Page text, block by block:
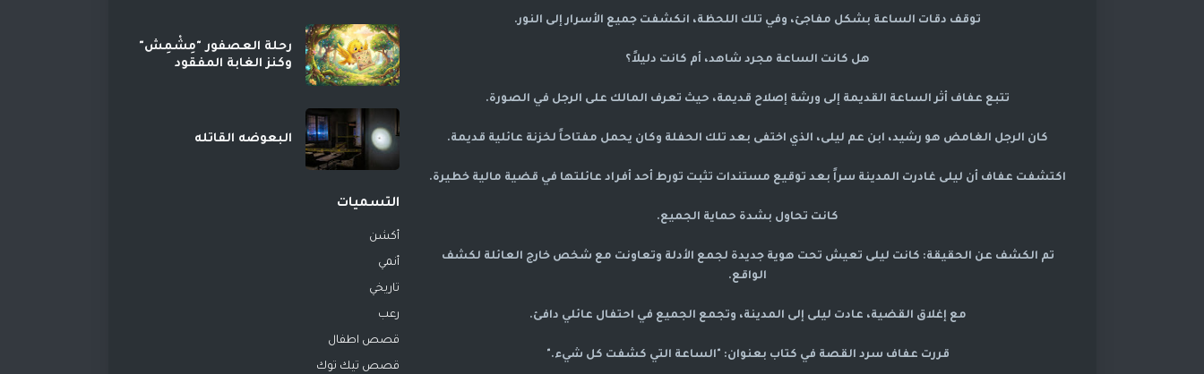
توقف دقات الساعة بشكل مفاجئ، وفي تلك اللحظة، انكشفت جميع الأسرار إلى النور.
هل كانت الساعة مجرد شاهد، أم كانت دليلاً؟
تتبع عفاف أثر الساعة القديمة إلى ورشة إصلاح قديمة، حيث تعرف المالك على الرجل في الصورة.
كان الرجل الغامض هو رشيد، ابن عم ليلى، الذي اختفى بعد تلك الحفلة وكان يحمل مفتاحاً لخزنة عائلية قديمة.
اكتشفت عفاف أن ليلى غادرت المدينة سراً بعد توقيع مستندات تثبت تورط أحد أفراد عائلتها في قضية مالية خطيرة.
كانت تحاول بشدة حماية الجميع.
تم الكشف عن الحقيقة: كانت ليلى تعيش تحت هوية جديدة لجمع الأدلة وتعاونت مع شخص خارج العائلة لكشف
الواقع.
مع إغلاق القضية، عادت ليلى إلى المدينة، وتجمع الجميع في احتفال عائلي دافئ.
قررت عفاف سرد القصة في كتاب بعنوان: "الساعة التي كشفت كل شيء."
رحلة العصفور "مِشْمِش"
وكنز الغابة المفقود
البعوضه القاتله
التسميات
أكشن
أنمي
تاريخي
رعب
قصص اطفال
قصص تيك توك